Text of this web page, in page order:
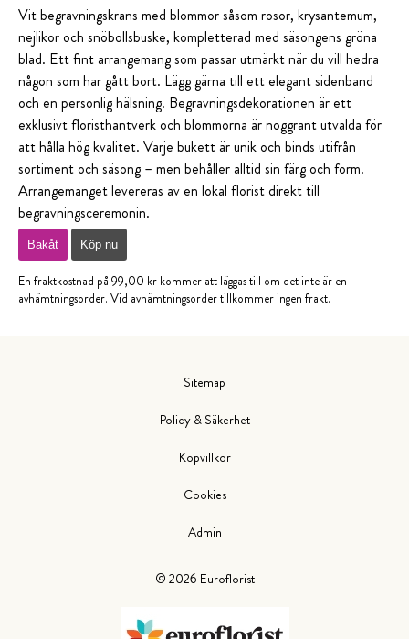
Vit begravningskrans med blommor såsom rosor, krysantemum,
nejlikor och snöbollsbuske, kompletterad med säsongens gröna
blad. Ett fint arrangemang som passar utmärkt när du vill hedra
någon som har gått bort. Lägg gärna till ett elegant sidenband
och en personlig hälsning. Begravningsdekorationen är ett
exklusivt floristhantverk och blommorna är noggrant utvalda för
att hålla hög kvalitet. Varje bukett är unik och binds utifrån
sortiment och säsong – men behåller alltid sin färg och form.
Arrangemanget levereras av en lokal florist direkt till
begravningsceremonin.
Bakåt Köp nu
En fraktkostnad på 99,00 kr kommer att läggas till om det inte är en
avhämtningsorder. Vid avhämtningsorder tillkommer ingen frakt.
© 2026 Euroflorist
Sitemap
Policy & Säkerhet
Köpvillkor
Cookies
Admin